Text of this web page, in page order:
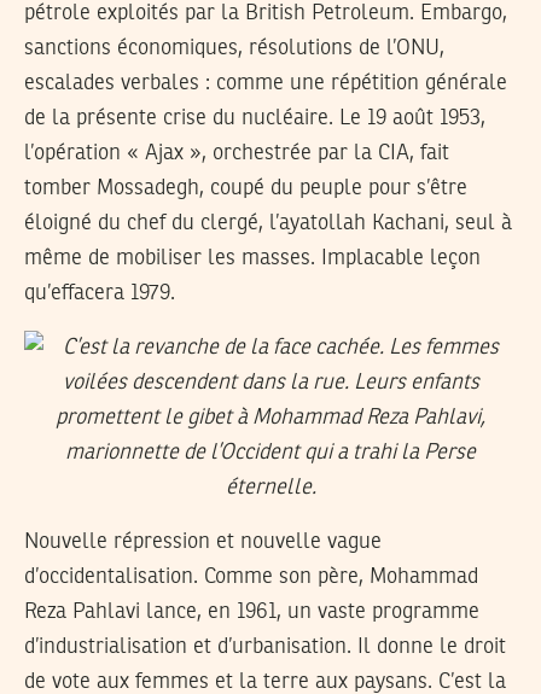
pétrole exploités par la British Petroleum. Embargo,
sanctions économiques, résolutions de l’ONU,
escalades verbales : comme une répétition générale
de la présente crise du nucléaire. Le 19 août 1953,
l’opération « Ajax », orchestrée par la CIA, fait
tomber Mossadegh, coupé du peuple pour s’être
éloigné du chef du clergé, l’ayatollah Kachani, seul à
même de mobiliser les masses. Implacable leçon
qu’effacera 1979.
Nouvelle répression et nouvelle vague
d’occidentalisation. Comme son père, Mohammad
Reza Pahlavi lance, en 1961, un vaste programme
d’industrialisation et d’urbanisation. Il donne le droit
de vote aux femmes et la terre aux paysans. C’est la